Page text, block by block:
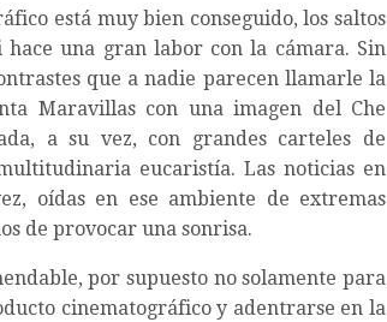
está muy bien conseguido, los saltos
una gran labor con la cámara. Sin
que a nadie parecen llamarle la
Maravillas con una imagen del Che
a su vez, con grandes carteles de
eucaristía. Las noticias en
oídas en ese ambiente de extremas
de provocar una sonrisa.
por supuesto no solamente para
cinematográfico y adentrarse en la